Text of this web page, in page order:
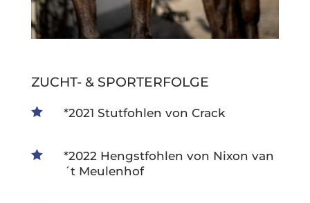
ZUCHT- & SPORTERFOLGE
 *2021 Stutfohlen von Crack

*2022 Hengstfohlen von Nixon van
´t Meulenhof